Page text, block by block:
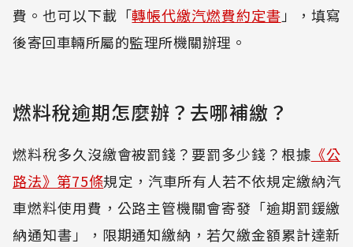
費。也可以下載「轉帳代繳汽燃費約定書 」，填寫
後寄回車輛所屬的監理所機關辦理。
燃料稅逾期怎麼辦？去哪補繳？
燃料稅多久沒繳會被罰錢？要罰多少錢？根據 《公
路法》第75條規定，汽車所有人若不依規定繳納汽
車燃料使用費，公路主管機關會寄發「逾期罰鍰繳
納通知書」，限期通知繳納，若欠繳金額累計達新